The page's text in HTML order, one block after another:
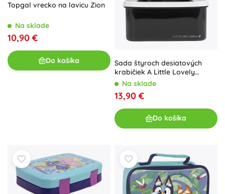
Topgal vrecko na lavicu Zion
Na sklade
10,90 €
Do košíka
Sada štyroch desiatových
krabičiek A Little Lovely
Company – Vesmír
Na sklade
13,90 €
Do košíka